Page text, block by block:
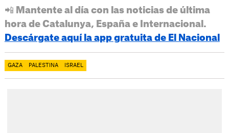
📲 Mantente al día con las noticias de última
hora de Catalunya, España e Internacional.
Descárgate aquí la app gratuita de El Nacional
GAZA PALESTINA ISRAEL